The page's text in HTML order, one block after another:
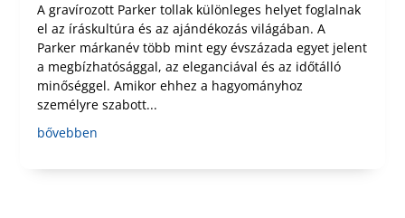
A gravírozott Parker tollak különleges helyet foglalnak
el az íráskultúra és az ajándékozás világában. A
Parker márkanév több mint egy évszázada egyet jelent
a megbízhatósággal, az eleganciával és az időtálló
minőséggel. Amikor ehhez a hagyományhoz
személyre szabott...
bővebben